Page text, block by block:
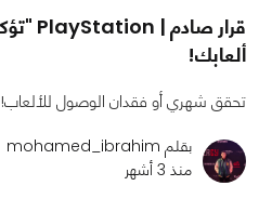
ألعابك!
تحقق شهري أو فقدان الوصول للألعاب!
بقلم mohamed_ibrahim
منذ 3 أشهر